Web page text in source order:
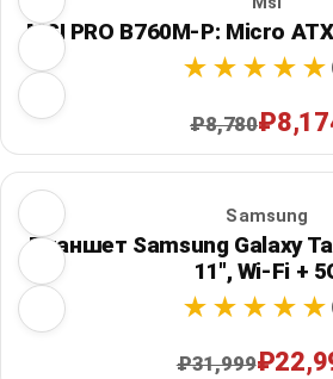
MSI PRO B760M-P: Micro
₽8,780
Samsung
Планшет Samsung Galaxy
11", Wi‑Fi +
₽31,999